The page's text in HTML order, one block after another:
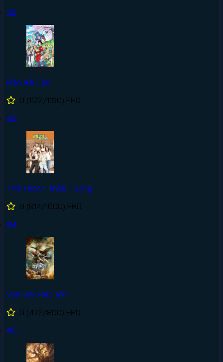
#2
Đảo Hải Tặc
0 (1172/1190) FHD
#3
Thử Thách Thần Tượng
0 (814/1000) FHD
#4
Vạn Giới Độc Tôn
0 (472/800) FHD
#5